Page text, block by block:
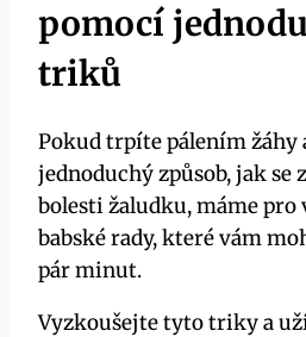
pomocí
triků
Pokud trpíte pálením žáhy
jednoduchý způsob, jak
bolesti ⁢žaludku, máme pro
babské rady, které vám
pár ​minut.
Vyzkoušejte tyto triky a